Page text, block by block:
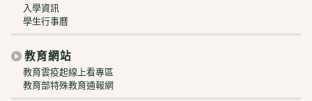
入學資訊
學生行事曆
教育網站
教育雲疫起線上看專區
教育部特殊教育通報網